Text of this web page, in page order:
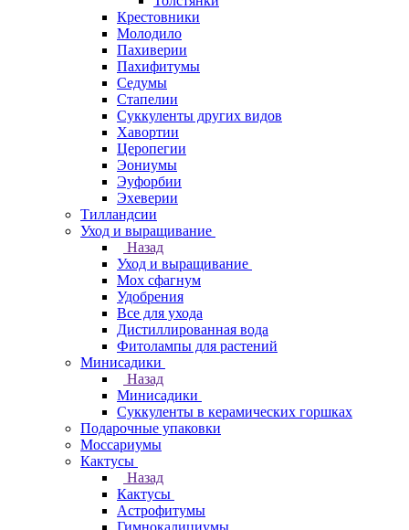
Крестовники
Молодило
Пахиверии
Пахифитумы
Седумы
Стапелии
Суккуленты других видов
Хавортии
Церопегии
Эониумы
Эуфорбии
Эхеверии
Тилландсии
Уход и выращивание
Назад
Уход и выращивание
Мох сфагнум
Удобрения
Все для ухода
Дистиллированная вода
Фитолампы для растений
Минисадики
Назад
Минисадики
Суккуленты в керамических горшках
Подарочные упаковки
Моссариумы
Кактусы
Назад
Кактусы
Астрофитумы
Гимнокалициумы